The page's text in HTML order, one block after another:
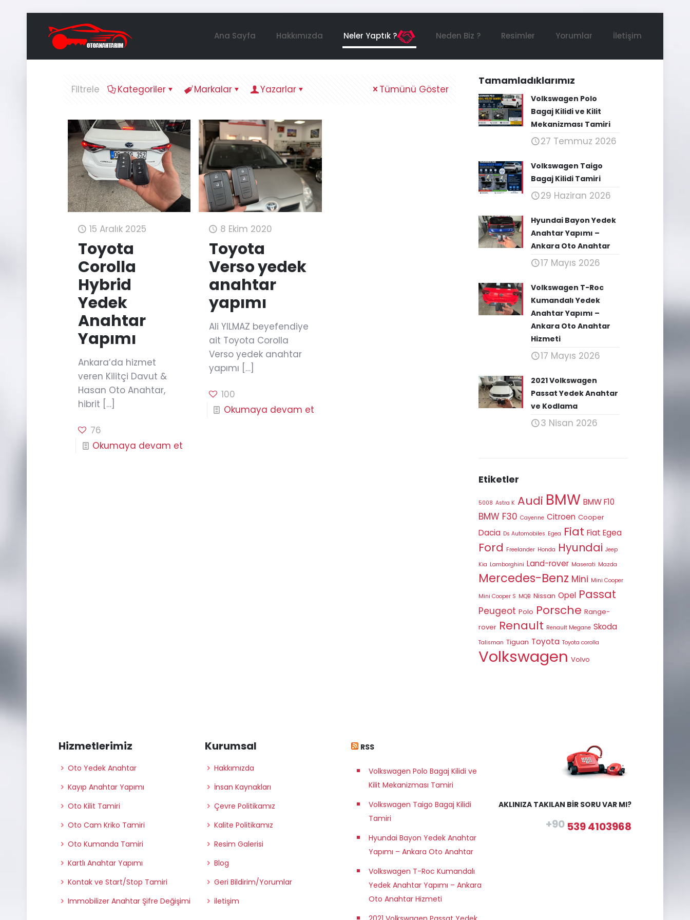
Ana Sayfa Hakkımızda Neler Yaptık ? Neden Biz ? Resimler Yorumlar İletişim
Filtrele Kategoriler Markalar Yazarlar Tümünü Göster
15 Aralık 2025
Toyota
Corolla
Hybrid
Yedek
Anahtar
Yapımı
Ankara’da hizmet
veren Kilitçi Davut &
Hasan Oto Anahtar,
hibrit […]
76
Okumaya devam et
8 Ekim 2020
Toyota
Verso yedek
anahtar
yapımı
Ali YILMAZ beyefendiye
ait Toyota Corolla
Verso yedek anahtar
yapımı […]
100
Okumaya devam et
Tamamladıklarımız
Volkswagen Polo
Bagaj Kilidi ve Kilit
Mekanizması Tamiri
27 Temmuz 2026
Volkswagen Taigo
Bagaj Kilidi Tamiri
29 Haziran 2026
Hyundai Bayon Yedek
Anahtar Yapımı –
Ankara Oto Anahtar
17 Mayıs 2026
Volkswagen T-Roc
Kumandalı Yedek
Anahtar Yapımı –
Ankara Oto Anahtar
Hizmeti
17 Mayıs 2026
2021 Volkswagen
Passat Yedek Anahtar
ve Kodlama
3 Nisan 2026
Etiketler
5008 Astra K Audi BMW BMW F10
BMW F30 Cayenne Citroen Cooper
Dacia Ds Automobiles Egea Fiat Fiat Egea
Ford Freelander Honda Hyundai Jeep
Kia Lamborghini Land-rover Maserati Mazda
Mercedes-Benz Mini Mini Cooper
Mini Cooper S MQB Nissan Opel Passat
Peugeot Polo Porsche Range-
rover Renault Renault Megane Skoda
Talisman Tiguan Toyota Toyota corolla
Volkswagen Volvo
Hizmetlerimiz
Oto Yedek Anahtar
Kayıp Anahtar Yapımı
Oto Kilit Tamiri
Oto Cam Kriko Tamiri
Oto Kumanda Tamiri
Kartlı Anahtar Yapımı
Kontak ve Start/Stop Tamiri
Immobilizer Anahtar Şifre Değişimi
Kurumsal
Hakkımızda
İnsan Kaynakları
Çevre Politikamız
Kalite Politikamız
Resim Galerisi
Blog
Geri Bildirim/Yorumlar
iletişim
RSS
Volkswagen Polo Bagaj Kilidi ve
Kilit Mekanizması Tamiri
Volkswagen Taigo Bagaj Kilidi
Tamiri
Hyundai Bayon Yedek Anahtar
Yapımı – Ankara Oto Anahtar
Volkswagen T-Roc Kumandalı
Yedek Anahtar Yapımı – Ankara
Oto Anahtar Hizmeti
AKLINIZA TAKILAN BİR SORU VAR MI?
+90 539 4103968